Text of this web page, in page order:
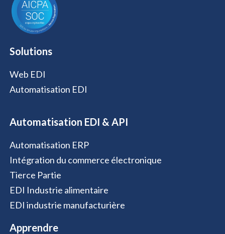
Solutions
Web EDI
Automatisation EDI
Automatisation EDI & API
Automatisation ERP
Intégration du commerce électronique
Tierce Partie
EDI Industrie alimentaire
EDI industrie manufacturière
Apprendre